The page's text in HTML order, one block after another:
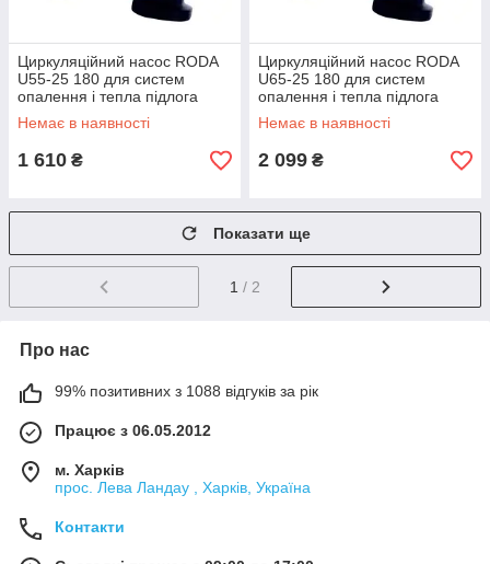
Циркуляційний насос RODA
U55-25 180 для систем
опалення і тепла підлога
Немає в наявності
1 610 ₴
Циркуляційний насос RODA
U65-25 180 для систем
опалення і тепла підлога
Немає в наявності
2 099 ₴
Показати ще
1 / 2
Про нас
99% позитивних з 1088 відгуків за рік
Працює з 06.05.2012
м. Харків
прос. Лева Ландау , Харків, Україна
Контакти